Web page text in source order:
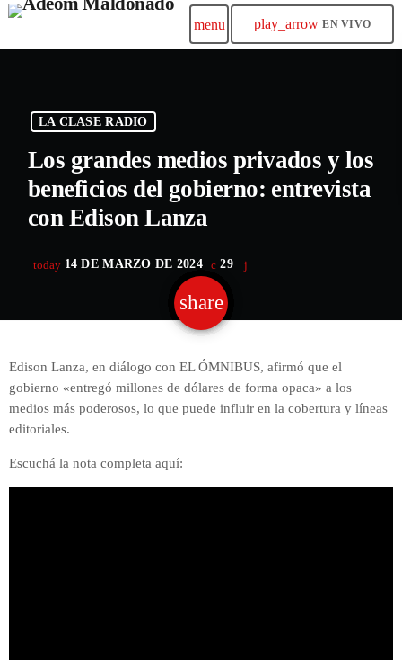
menu play_arrow EN VIVO
LA CLASE RADIO
Los grandes medios privados y los
beneficios del gobierno: entrevista
con Edison Lanza
today 14 DE MARZO DE 2024 29
share
email
Edison Lanza, en diálogo con EL ÓMNIBUS, afirmó que el
gobierno «entregó millones de dólares de forma opaca» a los
medios más poderosos, lo que puede influir en la cobertura y líneas
editoriales.
Escuchá la nota completa aquí: